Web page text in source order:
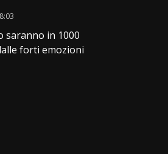
saranno in 1000
forti emozioni